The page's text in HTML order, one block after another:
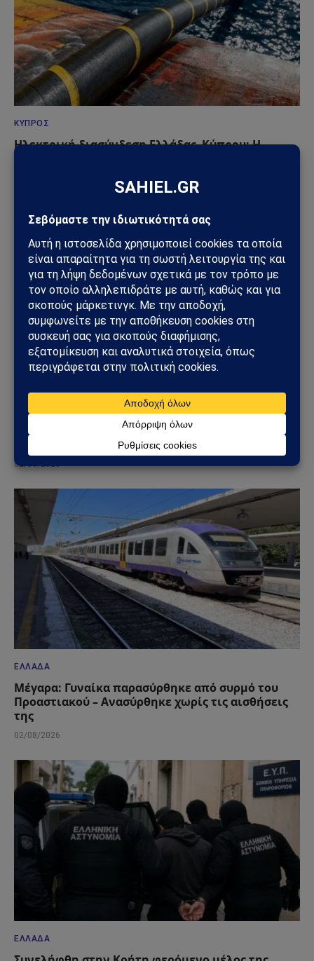
ΚΎΠΡΟΣ
Ηλεκτρική διασύνδεση Ελλάδας–Κύπρου: Η
ΕΛΛΆΔΑ
Φωτιά στη Δυτική Αττική: Πύρινος κλοιός στα
Μέγαρα – Εκκενώσεις με 112 και μάχη με τις
02/08/2026
ΕΛΛΆΔΑ
Μέγαρα: Γυναίκα παρασύρθηκε από συρμό του
Προαστιακού – Ανασύρθηκε χωρίς τις αισθήσεις
της
02/08/2026
ΕΛΛΆΔΑ